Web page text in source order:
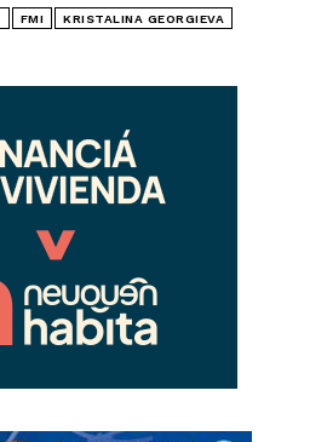
FMI KRISTALINA GEORGIEVA